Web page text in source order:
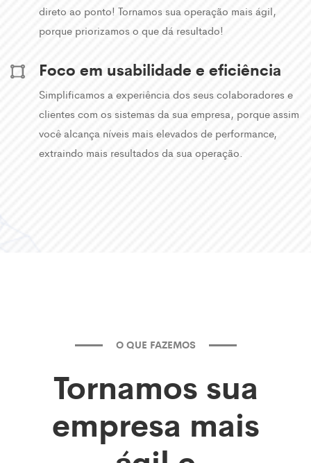
direto ao ponto! Tornamos sua operação mais ágil,
porque priorizamos o que dá resultado!
Foco em usabilidade e eficiência
Simplificamos a experiência dos seus colaboradores e
clientes com os sistemas da sua empresa, porque assim
você alcança níveis mais elevados de performance,
extraindo mais resultados da sua operação.
O QUE FAZEMOS
Tornamos sua
empresa mais